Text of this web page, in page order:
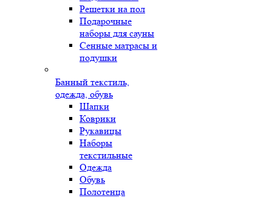
Решетки на пол
Подарочные
наборы для сауны
Сенные матрасы и
подушки
Банный текстиль,
одежда, обувь
Шапки
Коврики
Рукавицы
Наборы
текстильные
Одежда
Обувь
Полотенца